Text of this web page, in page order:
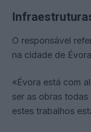
O responsável
na cidade de
«Évora está com
ser as obras todas
estes trabalhos